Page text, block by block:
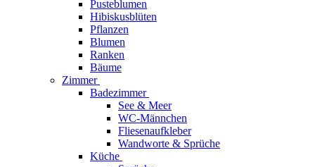
Pusteblumen
Hibiskusblüten
Pflanzen
Blumen
Ranken
Bäume
Zimmer
Badezimmer
See & Meer
WC-Männchen
Fliesenaufkleber
Wandworte & Sprüche
Küche